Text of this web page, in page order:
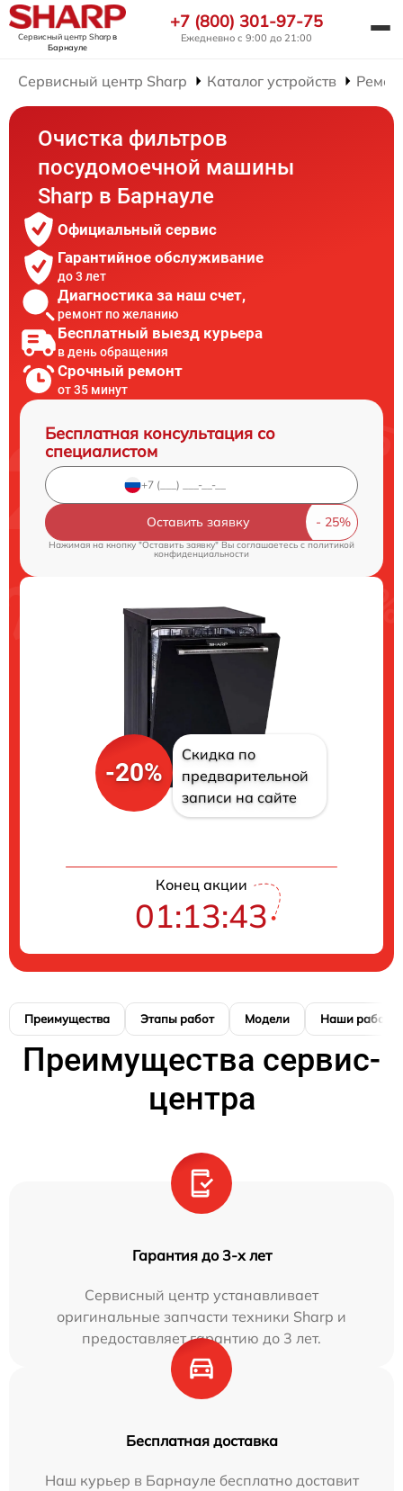
Сервисный центр Sharpв
Барнауле
+7 (800) 301-97-75
Ежедневно с 9:00 до 21:00
Сервисный центр Sharp Каталог устройств
Очистка фильтров
посудомоечной машины
Sharp в Барнауле
Официальный сервис
Гарантийное обслуживание
до 3 лет
Диагностика за наш счет,
ремонт по желанию
Бесплатный выезд курьера
в день обращения
Срочный ремонт
от 35 минут
Бесплатная консультация со
специалистом
Оставить заявку
Нажимая на кнопку "Оставить заявку" Вы соглашаетесь cполитикой
конфиденциальности
-20%
Скидка по
предварительной
записи на сайте
Конец акции
01:13:42
Преимущества Этапы работ Модели Наши работы
Преимущества сервис-
центра
Гарантия до 3-х лет
Сервисный центр устанавливает
оригинальные запчасти техники Sharp и
предоставляет гарантию до 3 лет.
Бесплатная доставка
Наш курьер в Барнауле бесплатно доставит